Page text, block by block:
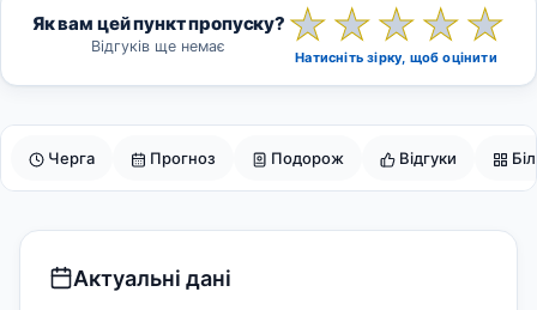
Черга Прогноз Подорож Відгуки
Як вам цей пункт пропуску?
Відгуків ще немає ★★★★★
Натисніть зірку, щоб оцінити
Актуальні дані